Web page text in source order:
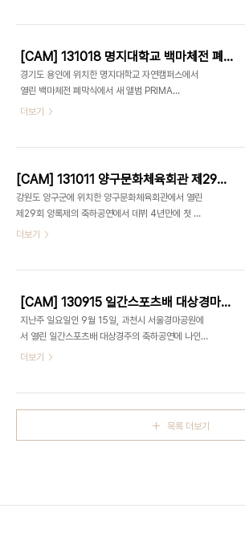
라) - #2 - Talk 나인뮤지스(세라) - #3 - Ticket
나인뮤지스(세라) - #4 - News 나인뮤지스(세라)
- #5 - Talk 나인뮤지스(세라) - #6 - Dolls
[CAM] 131018 명지대학교 백마체전 폐막식 - 나인뮤지스(세라) by PIERCE
경기도 용인에 위치한 명지대학교 자연캠퍼스에서
열린 백마체전 폐막식에서 새 앨범 PRIMA
DONNA로 컴백한 나인뮤지스의 공연이 있었습니
엠군 등 동영상 (재)업로드는 금지합니다. 유튜브 링
크는 자유롭게 퍼가주세요.
더보기
[CAM] 131011 양구문화체육회관 제29회 양록제 - 나인뮤지스(세라) by PIERCE
강원도 양구군에 위치한 양구문화체육회관에서 열린
제29회 양록제의 축하공연에서 데뷔 4년만에 첫 정
규 앨범 '프리마돈나(PRIMA DONNA)'를 출시한
나인뮤지스(세라) - Dolls 네이버, 판도라 TV, 네이
트, 엠군 등 동영상 (재)업로드는 금지합니다. 유튜브
링크는 자유롭게 퍼가주세요.
더보기
[CAM] 130915 일간스포츠배 대상경마대회 - 나인뮤지스(세라) by PIERCE
지난주 일요일인 9월 15일, 과천시 서울경마공원에
서 열린 일간스포츠배 대상경주의 축하공연에 나인
뮤지스가 출연하였습니다. 1. 나인뮤지스(세라) -
더보기
목록 더보기